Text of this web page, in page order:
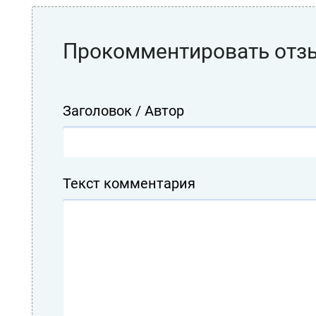
Прокомментировать
Заголовок / Автор
Текст комментария